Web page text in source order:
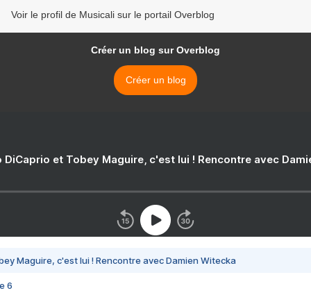
Voir le profil de Musicali sur le portail Overblog
Créer un blog sur Overblog
Créer un blog
DiCaprio et Tobey Maguire, c'est lui ! Rencontre avec
Maguire, c'est lui ! Rencontre avec Damien Witecka
6